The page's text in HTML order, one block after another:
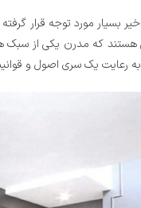
بسیار مورد توجه قرار
که مدرن یکی از سبک
به رعایت یک سری اصول و